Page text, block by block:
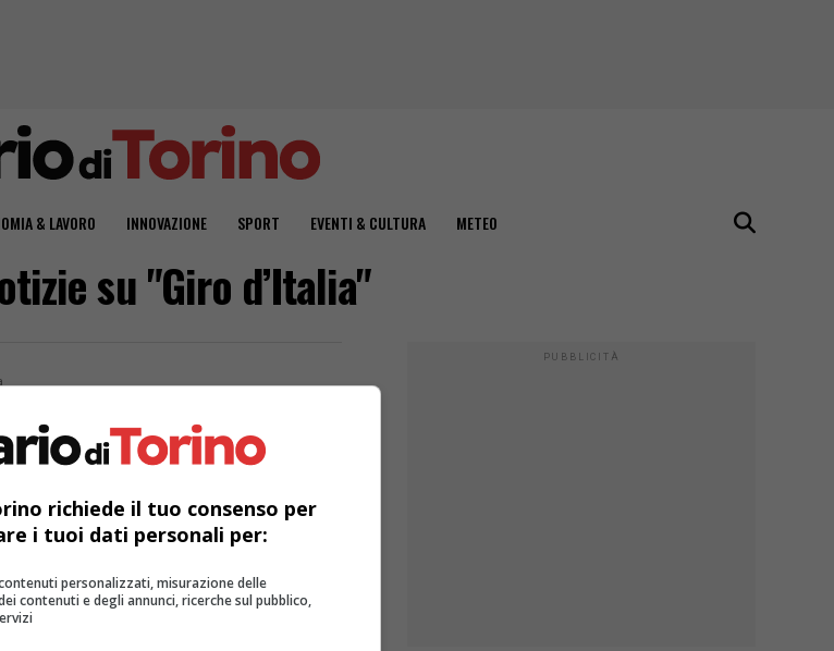
& LAVORO INNOVAZIONE SPORT EVENTI & CULTURA METEO
su "Giro d’Italia"
primato al Giro d’Italia 2024
nella seconda tappa del Giro d'Italia
non solo come vincitore di
PUBBLICITÀ
richiede il tuo consenso per
i tuoi dati personali per:
personalizzati, misurazione delle
contenuti e degli annunci, ricerche sul pubblico,